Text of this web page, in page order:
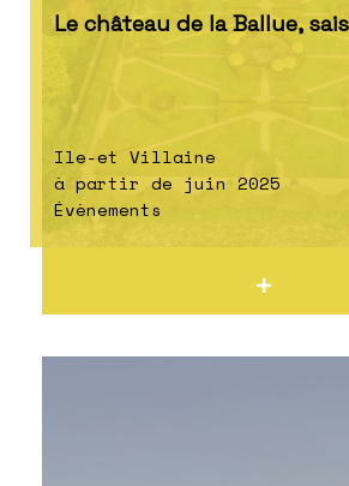
Le château de la Ballue,
Ile-et Villaine
à partir de juin 2025
Évènements